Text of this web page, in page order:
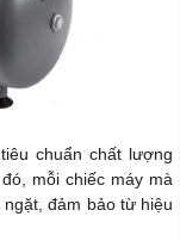
chuẩn chất lượng
mỗi chiếc máy mà
đảm bảo từ hiệu